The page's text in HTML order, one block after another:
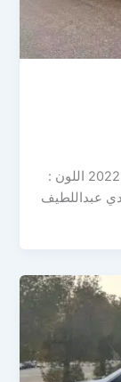
السياره : تويوتا هايلوكس غمارتين الموديل : 2022 اللون :
سعودي عبداللطيف